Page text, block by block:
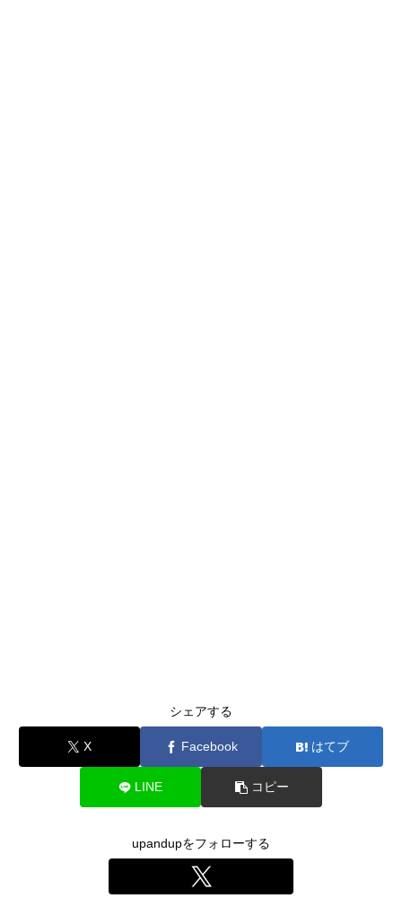
シェアする
X Facebook はてブ
LINE コピー
upandupをフォローする